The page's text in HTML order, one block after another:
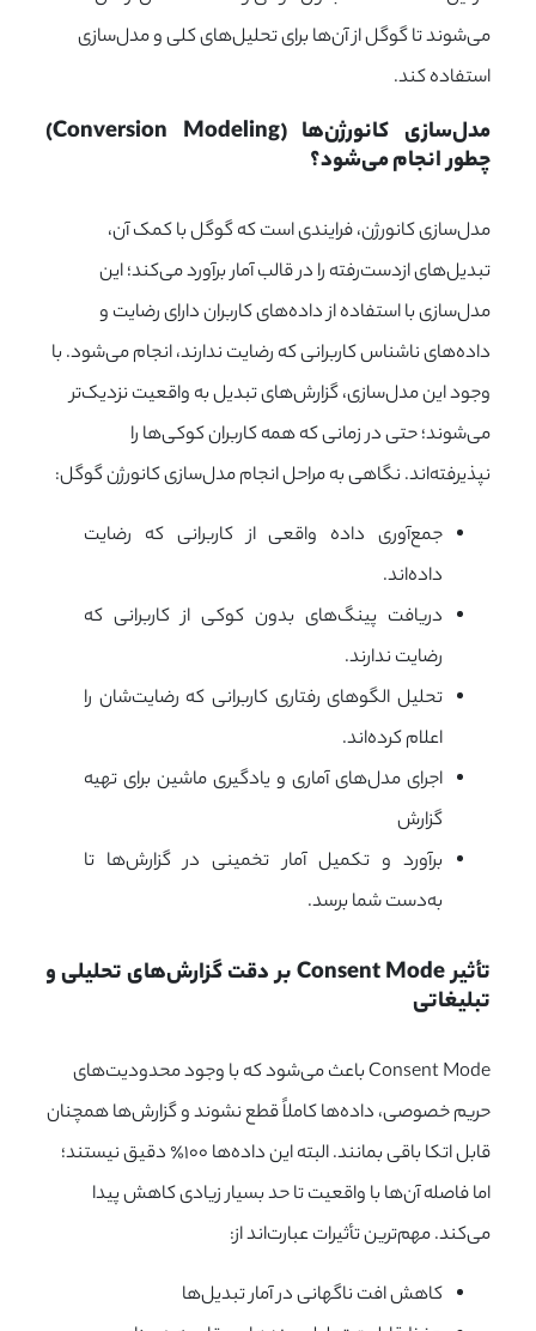
می‌شوند تا گوگل از آن‌ها برای تحلیل‌های کلی و مدل‌سازی
استفاده کند.
مدل‌سازی کانورژن‌ها (Conversion Modeling)
چطور انجام می‌شود؟
مدل‌سازی کانورژن، فرایندی است که گوگل با کمک آن،
تبدیل‌های ازدست‌رفته را در قالب آمار برآورد می‌کند؛ این
مدل‌سازی با استفاده از داده‌های کاربران دارای رضایت و
داده‌های ناشناس کاربرانی که رضایت ندارند، انجام می‌شود. با
وجود این مدل‌سازی، گزارش‌های تبدیل به واقعیت نزدیک‌تر
می‌شوند؛ حتی در زمانی که همه کاربران کوکی‌ها را
نپذیرفته‌اند. نگاهی به مراحل انجام مدل‌سازی کانورژن گوگل:
جمع‌آوری داده واقعی از کاربرانی که رضایت
داده‌اند.
دریافت پینگ‌های بدون کوکی از کاربرانی که
رضایت ندارند.
تحلیل الگوهای رفتاری کاربرانی که رضایت‌شان را
اعلام کرده‌اند.
اجرای مدل‌های آماری و یادگیری ماشین برای تهیه
گزارش
برآورد و تکمیل آمار تخمینی در گزارش‌ها تا
به‌دست شما برسد.
تبلیغاتی
Consent Mode باعث می‌شود که با وجود محدودیت‌های
حریم خصوصی، داده‌ها کاملاً قطع نشوند و گزارش‌ها همچنان
قابل اتکا باقی بمانند. البته این داده‌ها ۱۰۰٪ دقیق نیستند؛
اما فاصله آن‌ها با واقعیت تا حد بسیار زیادی کاهش پیدا
می‌کند. مهم‌ترین تأثیرات عبارت‌اند از:
کاهش افت ناگهانی در آمار تبدیل‌ها